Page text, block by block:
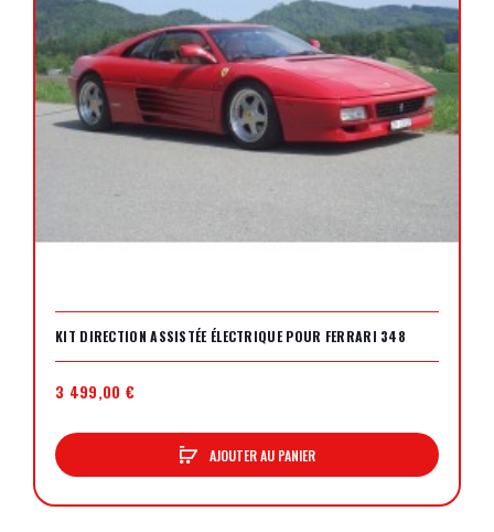
KIT DIRECTION ASSISTÉE ÉLECTRIQUE POUR FERRARI 348
3 499,00 €
AJOUTER AU PANIER